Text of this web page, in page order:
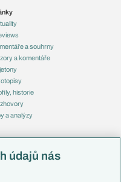
a souhrny
a komentáře
historie
a analýzy
údajů nás